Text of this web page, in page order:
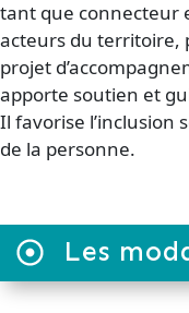
tant que connecteur
acteurs du territoire,
projet
apporte soutien et
Il favorise l’inclusion
de la personne.
Les